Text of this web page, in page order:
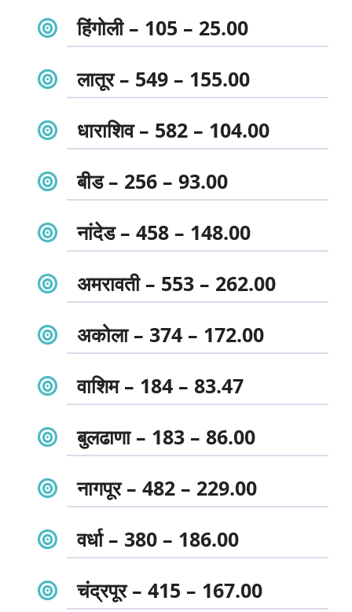
हिंगोली – 105 – 25.00
लातूर – 549 – 155.00
धाराशिव – 582 – 104.00
बीड – 256 – 93.00
नांदेड – 458 – 148.00
अमरावती – 553 – 262.00
अकोला – 374 – 172.00
वाशिम – 184 – 83.47
बुलढाणा – 183 – 86.00
नागपूर – 482 – 229.00
वर्धा – 380 – 186.00
चंद्रपूर – 415 – 167.00